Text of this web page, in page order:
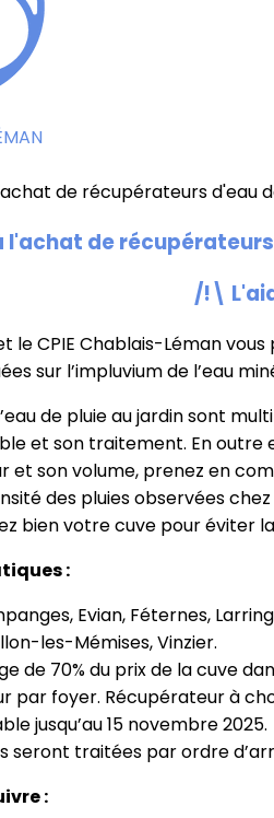
l'achat de
/!\
et le CPIE Chablais-Léman
sur l’impluvium de l’eau
de pluie au jardin sont
et son traitement. En
son volume, prenez en
des pluies observées
bien votre cuve pour éviter
:
Evian, Féternes,
les-Mémises, Vinzier.
de 70% du prix de la cuve
par foyer. Récupérateur à
jusqu’au 15 novembre 2025.
seront traitées par ordre
: